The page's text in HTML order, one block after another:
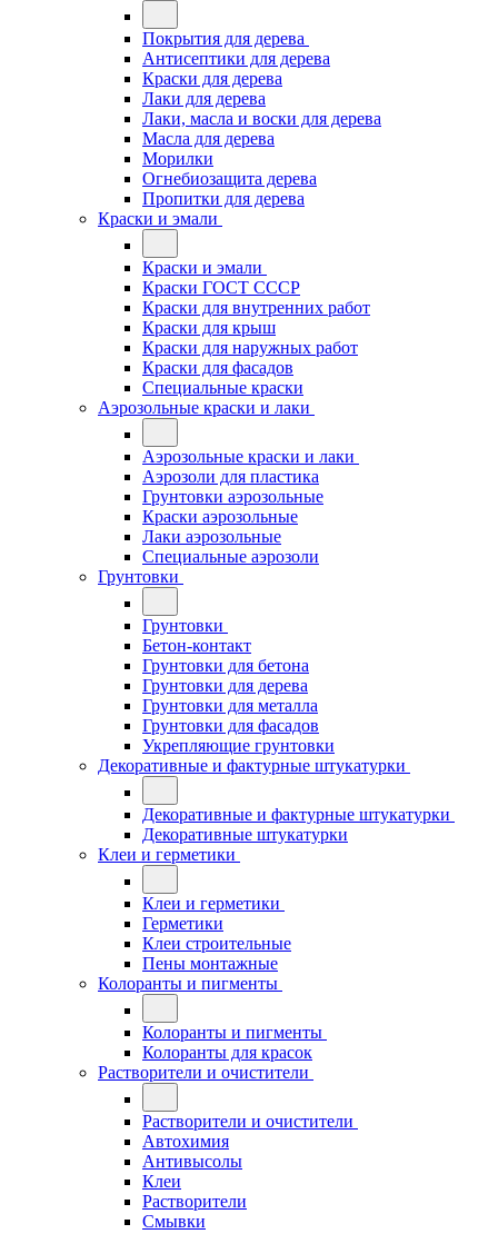
Покрытия для дерева
Антисептики для дерева
Краски для дерева
Лаки для дерева
Лаки, масла и воски для дерева
Масла для дерева
Морилки
Огнебиозащита дерева
Пропитки для дерева
Краски и эмали
Краски и эмали
Краски ГОСТ СССР
Краски для внутренних работ
Краски для крыш
Краски для наружных работ
Краски для фасадов
Специальные краски
Аэрозольные краски и лаки
Аэрозольные краски и лаки
Аэрозоли для пластика
Грунтовки аэрозольные
Краски аэрозольные
Лаки аэрозольные
Специальные аэрозоли
Грунтовки
Грунтовки
Бетон-контакт
Грунтовки для бетона
Грунтовки для дерева
Грунтовки для металла
Грунтовки для фасадов
Укрепляющие грунтовки
Декоративные и фактурные штукатурки
Декоративные и фактурные штукатурки
Декоративные штукатурки
Клеи и герметики
Клеи и герметики
Герметики
Клеи строительные
Пены монтажные
Колоранты и пигменты
Колоранты и пигменты
Колоранты для красок
Растворители и очистители
Растворители и очистители
Автохимия
Антивысолы
Клеи
Растворители
Смывки